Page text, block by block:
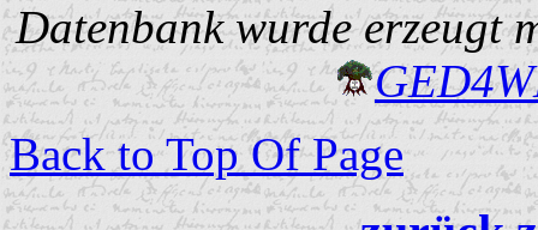
Datenbank wurde erzeugt
Back to Top Of Page